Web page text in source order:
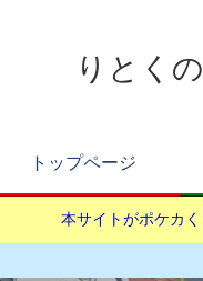
りとく
トップページ
本サイトがポケカ